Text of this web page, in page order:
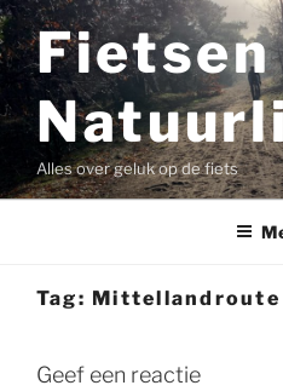
Ga
naar
de
inhoud
Fietsen
Alles over geluk op de fiets
Tag: Mittellandroute
Geef een reactie